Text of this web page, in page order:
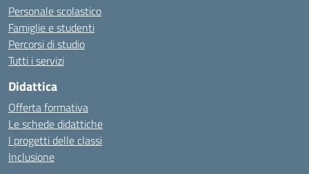
Personale scolastico
Famiglie e studenti
Percorsi di studio
Tutti i servizi
Didattica
Offerta formativa
Le schede didattiche
I progetti delle classi
Inclusione